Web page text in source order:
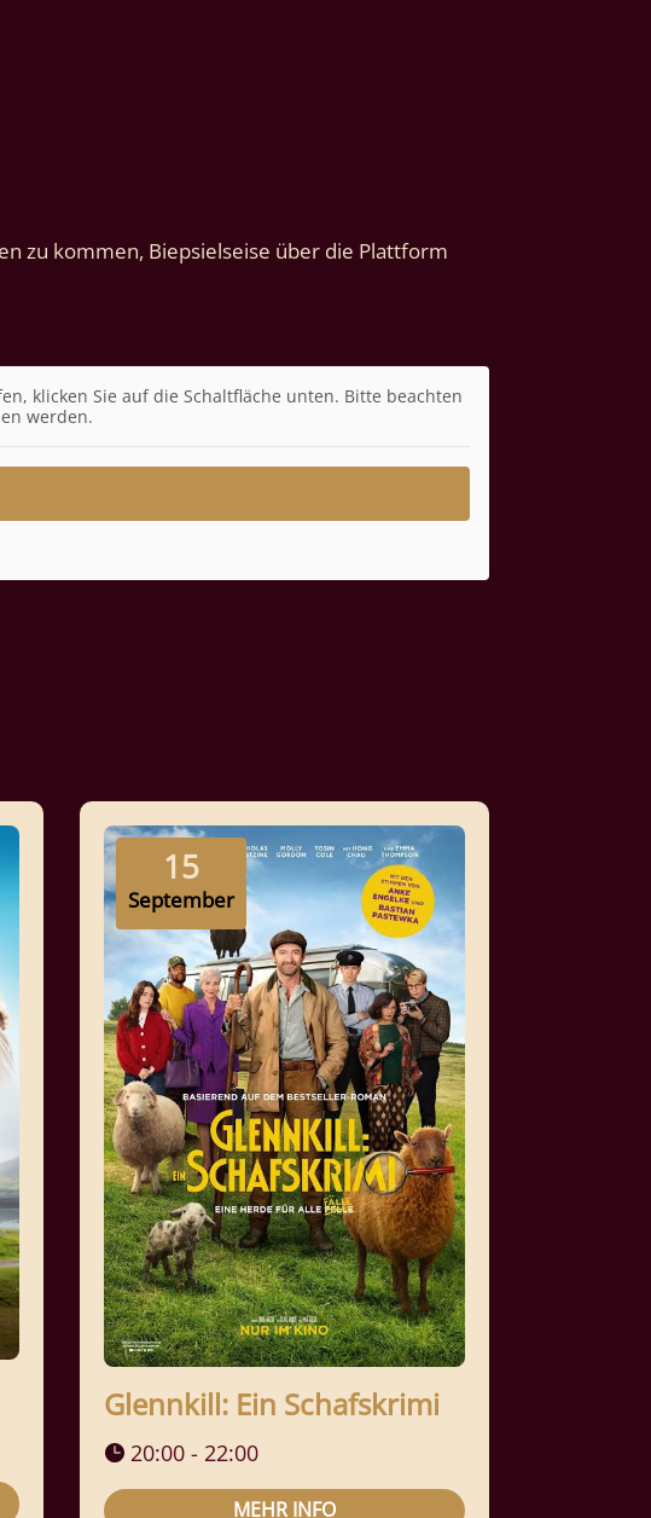
zu kommen, Biepsielseise über die Plattform
klicken Sie auf die Schaltfläche unten. Bitte beachten
werden.
15
September
Glennkill: Ein Schafskrimi
20:00 - 22:00
MEHR INFO